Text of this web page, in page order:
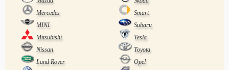
Mercedes
Smart
MINI
Subaru
Mitsubishi
Tesla
Nissan
Toyota
Land Rover
Opel